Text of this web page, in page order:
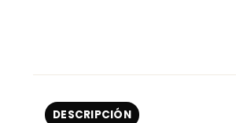
DESCRIPCIÓN